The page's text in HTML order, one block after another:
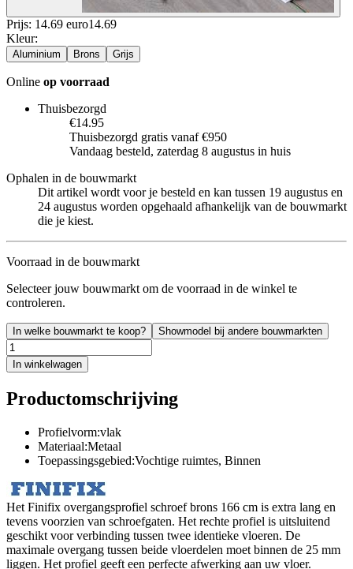
Prijs: 14.69 euro14.69
Kleur:
Aluminium Brons Grijs
Online op voorraad
Thuisbezorgd
€14.95
Thuisbezorgd gratis vanaf €950
Vandaag besteld, zaterdag 8 augustus in huis
Ophalen in de bouwmarkt
Dit artikel wordt voor je besteld en kan tussen 19 augustus en
24 augustus worden opgehaald afhankelijk van de bouwmarkt
die je kiest.
Voorraad in de bouwmarkt
Selecteer jouw bouwmarkt om de voorraad in de winkel te
controleren.
In welke bouwmarkt te koop? Showmodel bij andere bouwmarkten
In winkelwagen
Productomschrijving
Profielvorm:vlak
Materiaal:Metaal
Toepassingsgebied:Vochtige ruimtes, Binnen
Het Finifix overgangsprofiel schroef brons 166 cm is extra lang en
tevens voorzien van schroefgaten. Het rechte profiel is uitsluitend
geschikt voor verbinding tussen twee identieke vloeren. De
maximale overgang tussen beide vloerdelen moet binnen de 25 mm
liggen. Het profiel geeft een perfecte afwerking aan uw vloer.